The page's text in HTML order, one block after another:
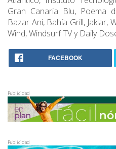
Gran Canaria Blu, Poema
Bazar Ani, Bahía Grill, Jaklar,
Wind, Windsurf TV y Daily
FACEBOOK
Publicidad
Publicidad